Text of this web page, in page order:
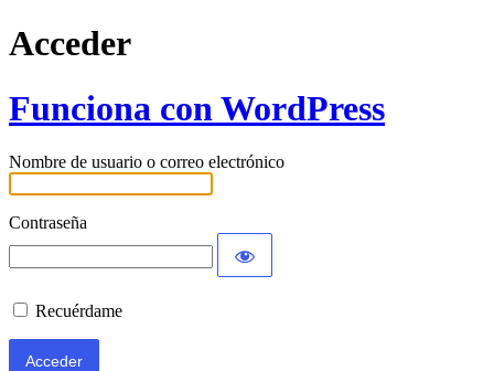
Acceder
Funciona con WordPress
Nombre de usuario o correo electrónico
Contraseña
Recuérdame